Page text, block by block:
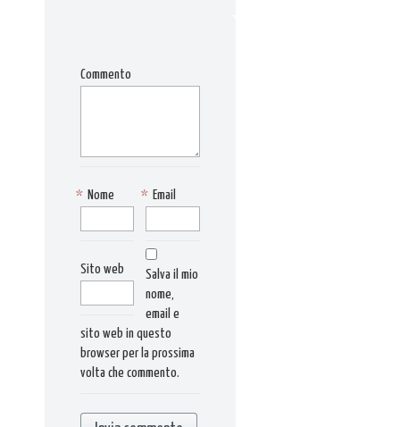
Commento
Nome
* Email
*
Sito web
Salva il mio
nome,
email e
sito web in questo
browser per la prossima
volta che commento.